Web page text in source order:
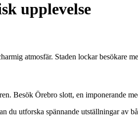
upplevelse
atmosfär. Staden lockar besökare
Besök Örebro slott, en imponerande
utforska spännande utställningar av